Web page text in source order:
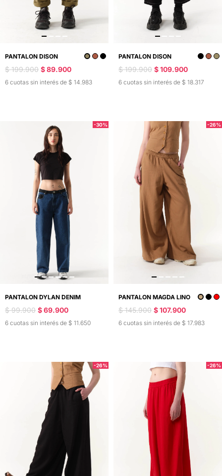
PANTALON DISON
$ 199.900 $ 89.900
6 cuotas sin interés de $ 14.983
PANTALON DISON
$ 199.900 $ 109.900
6 cuotas sin interés de $ 18.317
-30%
PANTALON DYLAN DENIM
$ 99.900 $ 69.900
6 cuotas sin interés de $ 11.650
-26%
PANTALON MAGDA LINO
$ 145.900 $ 107.900
6 cuotas sin interés de $ 17.983
-26% -26%